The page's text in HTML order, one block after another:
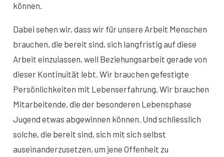
können.
Dabei sehen wir, dass wir für unsere Arbeit Menschen
brauchen, die bereit sind, sich langfristig auf diese
Arbeit einzulassen, weil Beziehungsarbeit gerade von
dieser Kontinuität lebt. Wir brauchen gefestigte
Persönlichkeiten mit Lebenserfahrung. Wir brauchen
Mitarbeitende, die der besonderen Lebensphase
Jugend etwas abgewinnen können. Und schliesslich
solche, die bereit sind, sich mit sich selbst
auseinanderzusetzen, um jene Offenheit zu